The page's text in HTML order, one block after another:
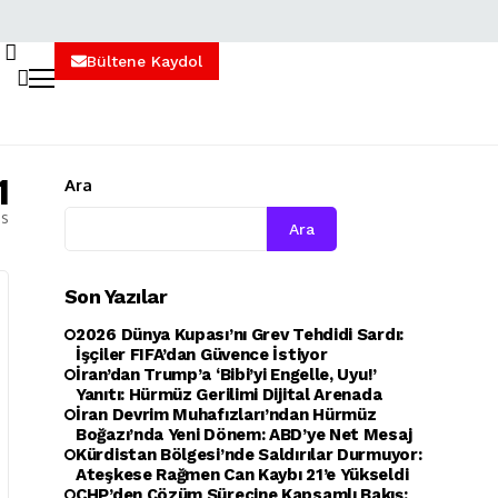
Bültene Kaydol
Ara
Ara
Son Yazılar
2026 Dünya Kupası’nı Grev Tehdidi Sardı:
İşçiler FIFA’dan Güvence İstiyor
İran’dan Trump’a ‘Bibi’yi Engelle, Uyu!’
Yanıtı: Hürmüz Gerilimi Dijital Arenada
İran Devrim Muhafızları’ndan Hürmüz
Boğazı’nda Yeni Dönem: ABD’ye Net Mesaj
Kürdistan Bölgesi’nde Saldırılar Durmuyor:
Ateşkese Rağmen Can Kaybı 21’e Yükseldi